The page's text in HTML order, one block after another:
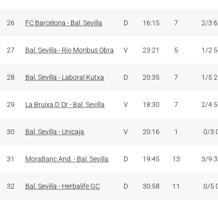
26 FC Barcelona - Bal. Sevilla D 16:15 7 2/3
27 Bal. Sevilla - Rio Monbus Obra V 23:21 5 1/2
28 Bal. Sevilla - Laboral Kutxa D 20:35 7 1/5
29 La Bruixa D´Or - Bal. Sevilla V 18:30 7 2/4
30 Bal. Sevilla - Unicaja V 20:16 1 0/3
31 MoraBanc And. - Bal. Sevilla D 19:45 13 3/9
32 Bal. Sevilla - Herbalife GC D 30:58 11 0/5